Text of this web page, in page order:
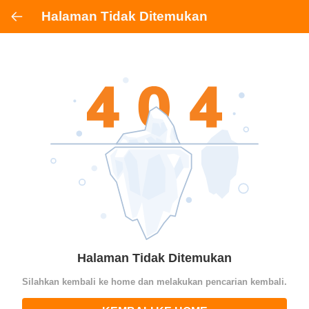
Halaman Tidak Ditemukan
Halaman Tidak Ditemukan
Silahkan kembali ke home dan melakukan pencarian kembali.